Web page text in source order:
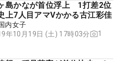
島かなが首位浮上 1打差2位
上7人目アマVかかる古江彩佳
内女子
年10月19日 (土) 17時03分
1